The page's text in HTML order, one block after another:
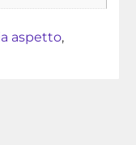
aspetto,